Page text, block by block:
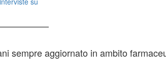
sempre aggiornato in ambito